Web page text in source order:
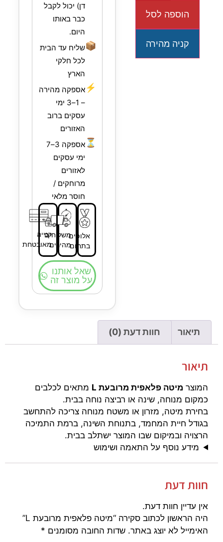
הוספה לסל
קניה מהירה
דן) יכול לקבל
כבר באותו
היום.
📦שליח עד הבית
לכל חלקי
הארץ
⚡אספקה מהירה
– 1–3 ימי
עסקים ברוב
האזורים
⏳
אספקה 3–7
ימי עסקים
לאזורים
מרוחקים /
חוסר מלאי
אלופים
בתחום
משלוחים
מהירים
קנייה
מאובטחת
שאל אותנו
על מוצר זה
תיאור חוות דעת (0)
תיאור
המוצר מיטה פלאפית מרובעת L
מתאים לכלבים
כמקום מנוחה, שינה או רביצה נוחה בבית.
בחירת מיטה, מזרון או משטח מנוחה צריכה להתחשב
בגודל חיית המחמד, בתנוחת השינה, ברמת התמיכה
הרצויה ובמיקום שבו המוצר ישתלב בבית.
מידע נוסף על התאמה ושימוש
חוות דעת
אין עדיין חוות דעת.
היה הראשון לכתוב סקירה “מיטה פלאפית מרובעת L”
האימייל לא יוצג באתר. שדות החובה מסומנים *